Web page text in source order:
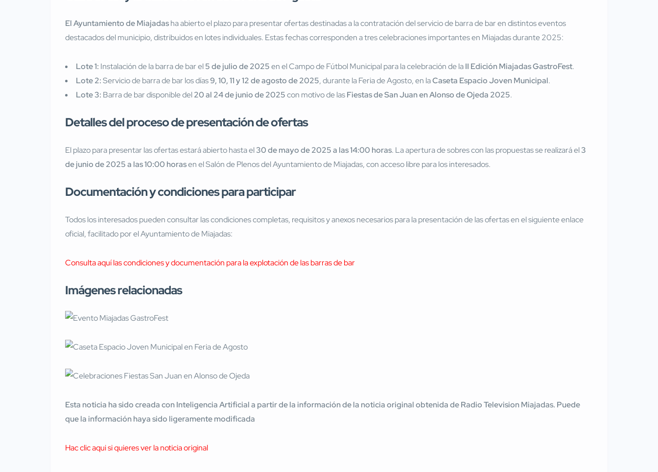
El Ayuntamiento de Miajadasha abierto el plazo para presentar ofertas destinadas a la contratación del servicio de barra de bar en distintos eventos
destacados del municipio, distribuidos en lotes individuales. Estas fechas corresponden a tres celebraciones importantes en Miajadas durante 2025:
Lote 1: Instalación de la barra de bar el5 de julio de 2025en el Campo de Fútbol Municipal para la celebración de laII Edición Miajadas GastroFest.
Lote 2:Servicio de barra de bar los días9, 10, 11 y 12 de agosto de 2025, durante la Feria de Agosto, en laCaseta Espacio Joven Municipal.
Lote 3: Barra de bar disponible del20 al 24 de junio de 2025con motivo de lasFiestas de San Juan en Alonso de Ojeda 2025.
Detalles del proceso de presentación de ofertas
El plazo para presentar las ofertas estará abierto hasta el30 de mayo de 2025 a las 14:00 horas. La apertura de sobres con las propuestas se realizará el3
de junio de 2025 a las 10:00 horasen el Salón de Plenos del Ayuntamiento de Miajadas, con acceso libre para los interesados.
Documentación y condiciones para participar
Todos los interesados pueden consultar las condiciones completas, requisitos y anexos necesarios para la presentación de las ofertas en el siguiente enlace
oficial, facilitado por el Ayuntamiento de Miajadas:
Consulta aquí las condiciones y documentación para la explotación de las barras de bar
Imágenes relacionadas
Esta noticia ha sido creada con Inteligencia Artificial a partir de la información de la noticia original obtenida de Radio Television Miajadas. Puede
que la información haya sido ligeramente modificada
Hac clic aqui si quieres ver la noticia original